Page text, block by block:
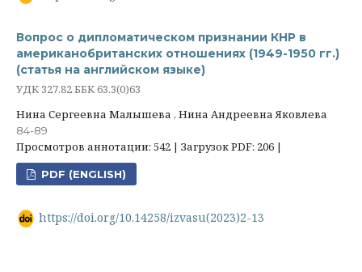
Вопрос о дипломатическом признании КНР в
американобританских отношениях (1949-1950 гг.)
(статья на английском языке)
УДК 327.82 ББК 63.3(0)63
Нина Сергеевна Малышева , Нина Андреевна Яковлева
84-89
Просмотров аннотации: 542 | Загрузок PDF: 206 |
PDF (ENGLISH)
https://doi.org/10.14258/izvasu(2023)2-13